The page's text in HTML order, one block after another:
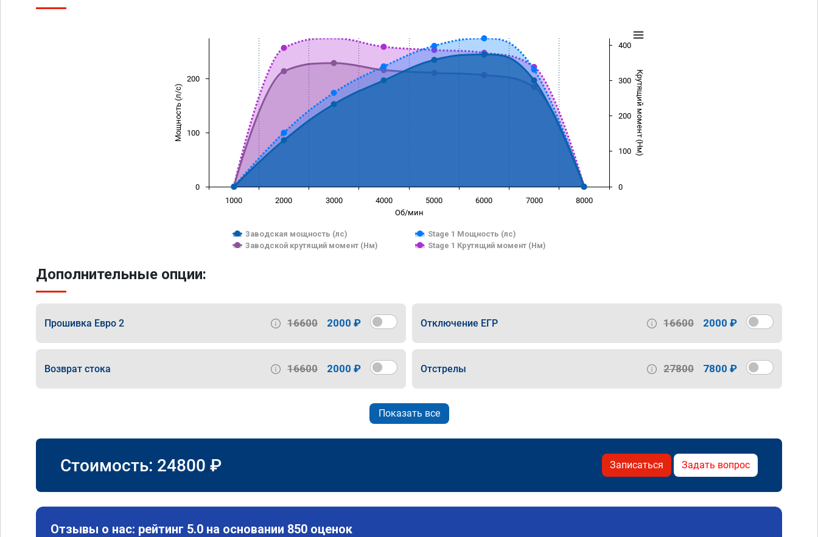
Об/мин
Мощность (л/с) Крутящий момент (Нм)
Заводская мощность (лс)
Stage 1 Мощность (лс)
Заводской крутящий момент (Нм)
Stage 1 Крутящий момент (Нм)
1000 2000 3000 4000 5000 6000 7000 8000
0
100
200
0
100
200
300
400
Дополнительные опции:
Прошивка Евро 2 16600 2000 ₽ Отключение ЕГР 16600 2000 ₽
Возврат стока 16600 2000 ₽ Отстрелы 27800 7800 ₽
Показать все
Стоимость: 24800 ₽ Записаться Задать вопрос
Отзывы о нас: рейтинг 5.0 на основании 850 оценок